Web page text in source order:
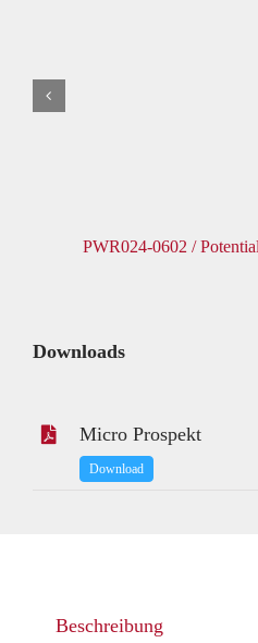
PWR024-0602 /
Downloads
Micro Prospekt
Download
Beschreibung